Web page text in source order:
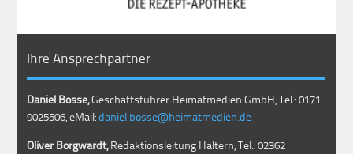
Ihre Ansprechpartner
Daniel Bosse,Geschäftsführer Heimatmedien GmbH, Tel.: 0171
9025506, eMail:daniel.bosse@heimatmedien.de
Oliver Borgwardt,Redaktionsleitung Haltern, Tel.: 02362